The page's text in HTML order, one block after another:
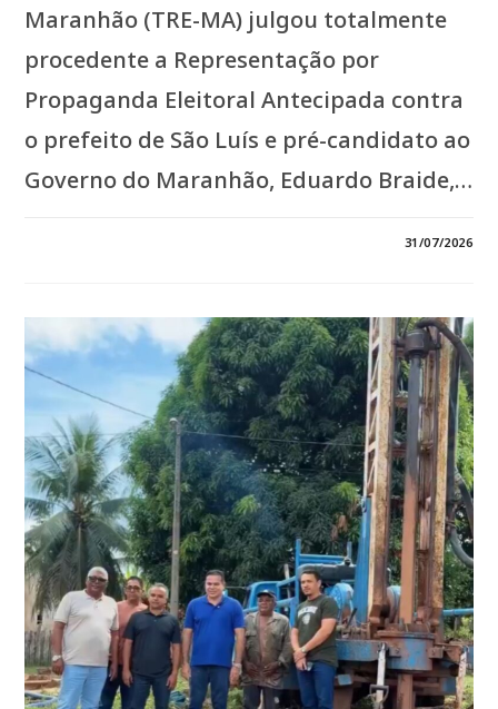
Maranhão (TRE-MA) julgou totalmente
procedente a Representação por
Propaganda Eleitoral Antecipada contra
o prefeito de São Luís e pré-candidato ao
Governo do Maranhão, Eduardo Braide,…
BRAIDE
POR
PROPAGANDA
ELEITORAL
ANTECIPADA
E
MULTA
PODE
CHEGAR
A
R$
50
MIL*
31/07/2026